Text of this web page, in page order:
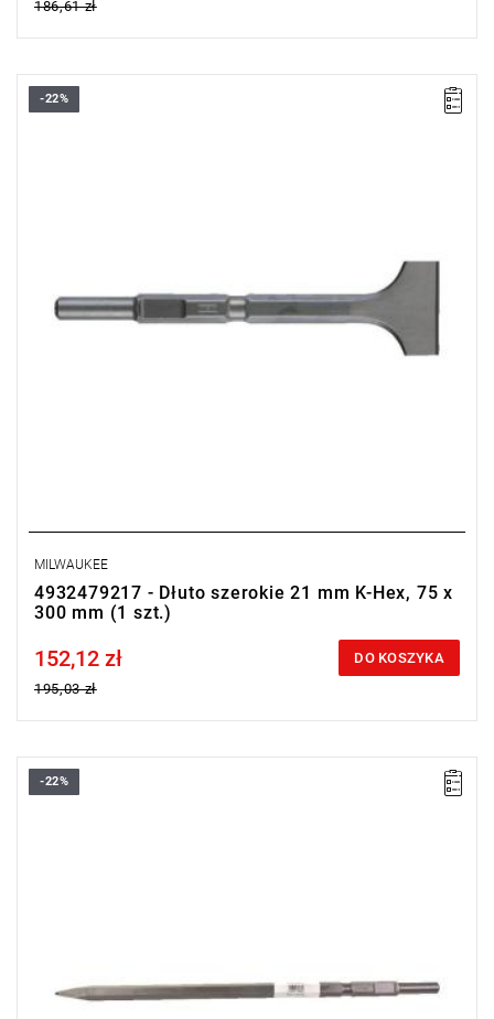
186,61 zł
• Długość całkowita: 300 mm
-22%
MILWAUKEE
4932479217 - Dłuto szerokie 21 mm K-Hex, 75 x
300 mm (1 szt.)
Price tax included
152,12 zł
195,03 zł
DO KOSZYKA
Idealne do szerokiego zakresu kruszenia i prac rozbiórkowych
-22%